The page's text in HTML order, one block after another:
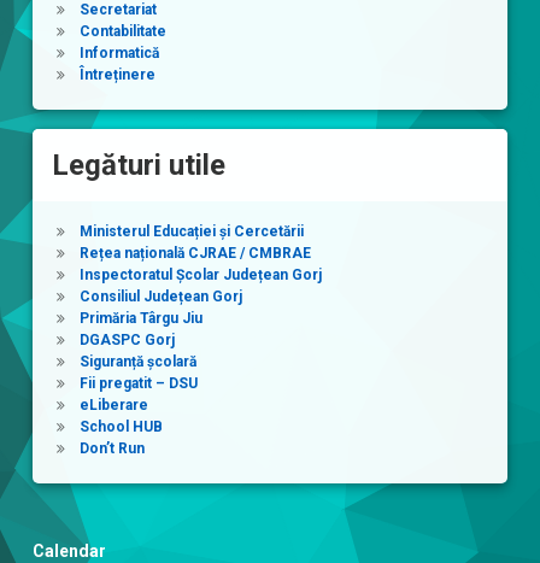
Secretariat
Contabilitate
Informatică
Întreținere
Legături utile
Ministerul Educației și Cercetării
Rețea națională CJRAE / CMBRAE
Inspectoratul Școlar Județean Gorj
Consiliul Județean Gorj
Primăria Târgu Jiu
DGASPC Gorj
Siguranță școlară
Fii pregatit – DSU
eLiberare
School HUB
Don’t Run
Calendar